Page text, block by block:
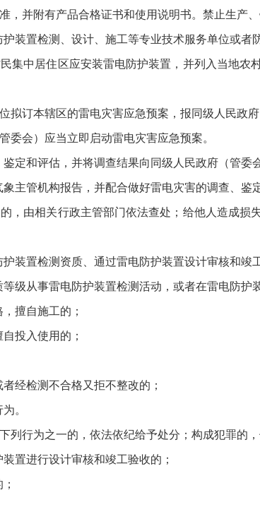
附有产品合格证书和使用说明书。禁止生产、
置检测、设计、施工等专业技术服务单位或者防
中居住区应安装雷电防护装置，并列入当地农
本辖区的雷电灾害应急预案，报同级人民政府
会）应当立即启动雷电灾害应急预案。
和评估，并将调查结果向同级人民政府（管委
管机构报告，并配合做好雷电灾害的调查、鉴定
由相关行政主管部门依法查处；给他人造成损
置检测资质、通过雷电防护装置设计审核和竣
从事雷电防护装置检测活动，或者在雷电防护
擅自施工的；
投入使用的；
经检测不合格又拒不整改的；
。
行为之一的，依法依纪给予处分；构成犯罪的，
进行设计审核和竣工验收的；